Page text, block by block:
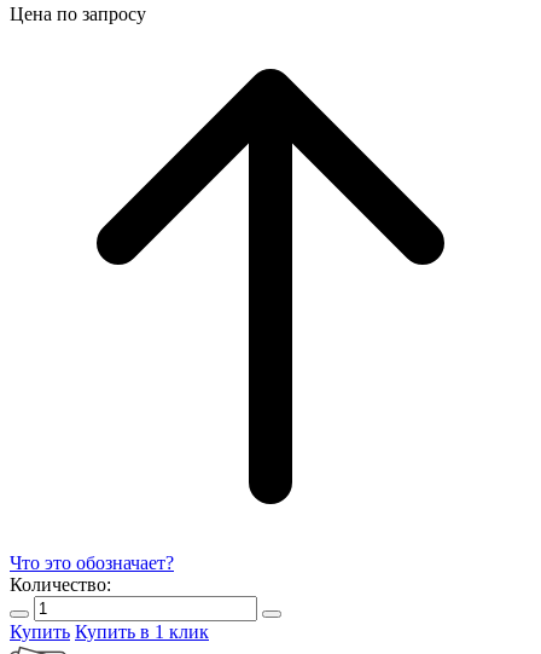
Цена по запросу
Что это обозначает?
Количество:
Купить Купить в 1 клик